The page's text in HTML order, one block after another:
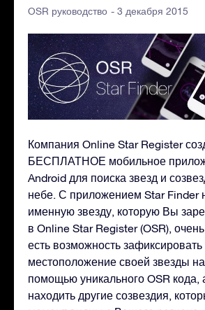
OSR руководство - 3 декабря 2015
Компания Online Star Register
БЕСПЛАТНОЕ мобильное
Android для поиска звезд и
небе. С приложением Star Finder
именную звезду, которую Вы
в Online Star Register (OSR),
есть возможность зафиксировать
местоположение своей звезды
помощью уникального OSR кода,
находить другие созвездия,